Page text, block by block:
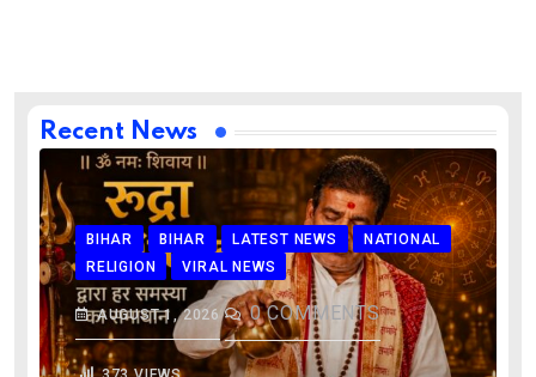
Recent News
BIHAR BIHAR LATEST NEWS
NATIONAL
RELIGION
VIRAL NEWS
AUGUST 1, 2026 0COMMENTS